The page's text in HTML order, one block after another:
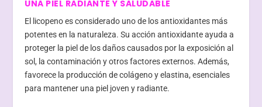
UNA PIEL RADIANTE Y SALUDABLE
El licopeno es considerado uno de los antioxidantes más
potentes en la naturaleza. Su acción antioxidante ayuda a
proteger la piel de los daños causados por la exposición al
sol, la contaminación y otros factores externos. Además,
favorece la producción de colágeno y elastina, esenciales
para mantener una piel joven y radiante.